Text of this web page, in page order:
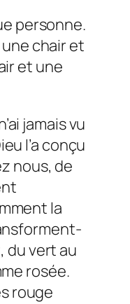
personne.
chair et
et une
jamais vu
l’a conçu
nous, de
la
du vert au
rosée.
rouge